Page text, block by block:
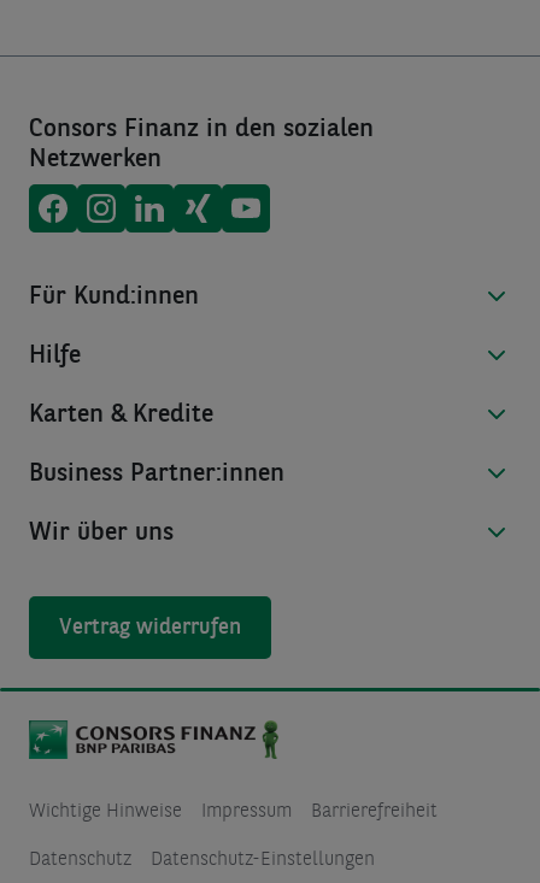
Consors Finanz in den sozialen
Netzwerken
Consors Finanz aufFacebook
Consors Finanz auf
Consors Finanz auf
Consors Finanz auf
Consors Finanz auf
Für Kund:innen
Hilfe
Karten & Kredite
Business Partner:innen
Wir über uns
Vertrag widerrufen
Wichtige Hinweise Impressum Barrierefreiheit
Datenschutz Datenschutz-Einstellungen